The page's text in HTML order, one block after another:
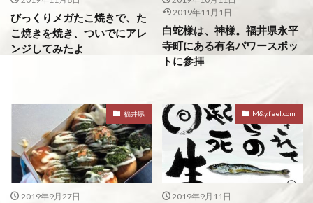
びっくりメガたこ焼きで、た
こ焼きを焼き、ついでにアレ
ンジしてみたよ
2019年11月1日
白蛇様は、神様。福井県永平
寺町にある有名パワースポッ
トに参拝
福井県
2019年9月27日
M&y.feel.com
2019年9月11日